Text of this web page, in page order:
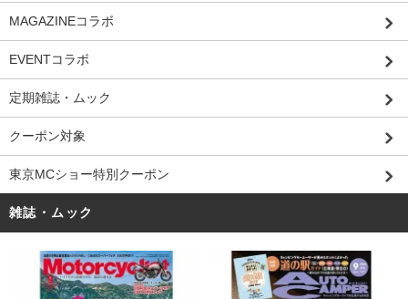
MAGAZINEコラボ
EVENTコラボ
定期雑誌・ムック
クーポン対象
東京MCショー特別クーポン
雑誌・ムック